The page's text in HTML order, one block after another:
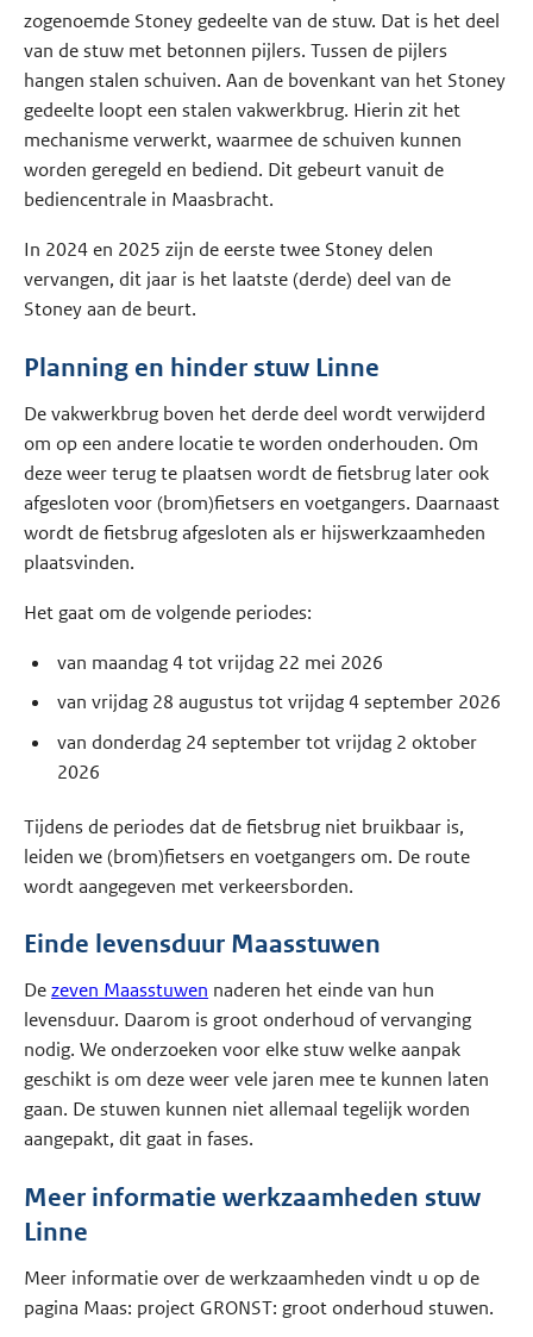
zogenoemde Stoney gedeelte van de stuw. Dat is het deel
van de stuw met betonnen pijlers. Tussen de pijlers
hangen stalen schuiven. Aan de bovenkant van het Stoney
gedeelte loopt een stalen vakwerkbrug. Hierin zit het
mechanisme verwerkt, waarmee de schuiven kunnen
worden geregeld en bediend. Dit gebeurt vanuit de
bediencentrale in Maasbracht.
In 2024 en 2025 zijn de eerste twee Stoney delen
vervangen, dit jaar is het laatste (derde) deel van de
Stoney aan de beurt.
Planning en hinder stuw Linne
De vakwerkbrug boven het derde deel wordt verwijderd
om op een andere locatie te worden onderhouden. Om
deze weer terug te plaatsen wordt de fietsbrug later ook
afgesloten voor (brom)fietsers en voetgangers. Daarnaast
wordt de fietsbrug afgesloten als er hijswerkzaamheden
plaatsvinden.
Het gaat om de volgende periodes:
van maandag 4 tot vrijdag 22 mei 2026
van vrijdag 28 augustus tot vrijdag 4 september 2026
van donderdag 24 september tot vrijdag 2 oktober
2026
Tijdens de periodes dat de fietsbrug niet bruikbaar is,
leiden we (brom)fietsers en voetgangers om. De route
wordt aangegeven met verkeersborden.
Einde levensduur Maasstuwen
Dezeven Maasstuwen naderen het einde van hun
levensduur. Daarom is groot onderhoud of vervanging
nodig. We onderzoeken voor elke stuw welke aanpak
geschikt is om deze weer vele jaren mee te kunnen laten
gaan. De stuwen kunnen niet allemaal tegelijk worden
aangepakt, dit gaat in fases.
Meer informatie werkzaamheden stuw
Linne
Meer informatie over de werkzaamheden vindt u op de
pagina Maas: project GRONST: groot onderhoud stuwen.